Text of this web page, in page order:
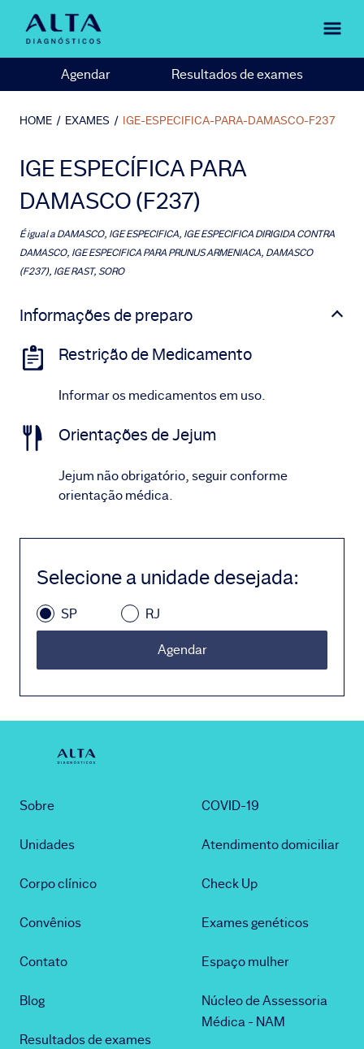
Agendar Resultados de exames
HOME / EXAMES / IGE-ESPECIFICA-PARA-DAMASCO-F237
IGE ESPECÍFICA PARA
DAMASCO (F237)
É igual aDAMASCO, IGE ESPECIFICA, IGE ESPECIFICA DIRIGIDA CONTRA
DAMASCO, IGE ESPECIFICA PARA PRUNUS ARMENIACA, DAMASCO
(F237), IGE RAST, SORO
Informações de preparo
Restrição de Medicamento
Informar os medicamentos em uso.
Orientações de Jejum
Jejum não obrigatório, seguir conforme
orientação médica.
Selecione a unidade desejada:
SP RJ
Agendar
Sobre
Unidades
Corpo clínico
Convênios
Contato
Blog
Resultados de exames
COVID-19
Atendimento domiciliar
Check Up
Exames genéticos
Espaço mulher
Núcleo de Assessoria
Médica - NAM